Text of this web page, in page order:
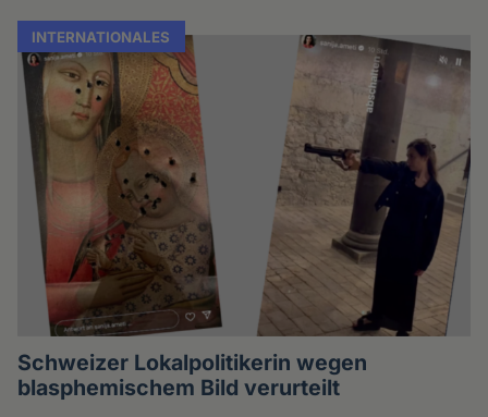
INTERNATIONALES
Schweizer Lokalpolitikerin wegen
blasphemischem Bild verurteilt